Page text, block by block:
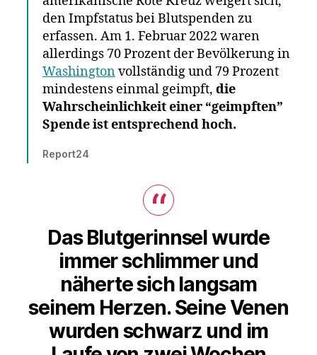
den Impfstatus bei Blutspenden zu
erfassen. Am 1. Februar 2022 waren
allerdings 70 Prozent der Bevölkerung in
Washingtonvollständig und 79 Prozent
mindestens einmal geimpft, die
Wahrscheinlichkeit einer “geimpften”
Spende ist entsprechend hoch.
Report24
Das Blutgerinnsel wurde
immer schlimmer und
näherte sich langsam
seinem Herzen. Seine Venen
wurden schwarz und im